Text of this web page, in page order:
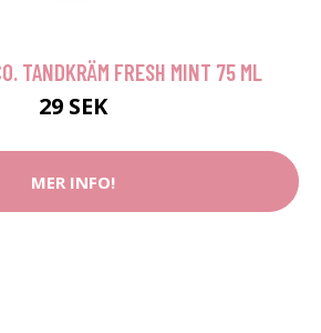
TANDKRÄM FRESH MINT 75 ML
29 SEK
MER INFO!